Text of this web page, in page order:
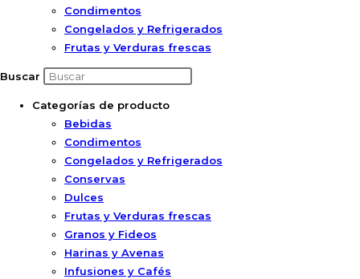
Condimentos
Congelados y Refrigerados
Frutas y Verduras frescas
Buscar
Categorías de producto
Bebidas
Condimentos
Congelados y Refrigerados
Conservas
Dulces
Frutas y Verduras frescas
Granos y Fideos
Harinas y Avenas
Infusiones y Cafés